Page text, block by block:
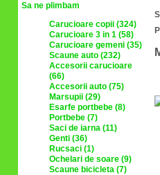
Sa ne plimbam
Carucioare copii (324)
Carucioare 3 in 1 (58)
Carucioare gemeni (35)
Scaune auto (232)
Accesorii carucioare
(66)
Accesorii auto (75)
Marsupii (29)
Esarfe portbebe (8)
Portbebe (7)
Saci de iarna (11)
Genti (36)
Rucsaci (1)
Ochelari de soare (9)
Scaune bicicleta (7)